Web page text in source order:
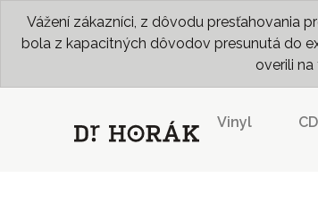
Vážení zákazníci, z dôvodu presťahovania
bola z kapacitných dôvodov presunutá do
overili
Vinyl CD